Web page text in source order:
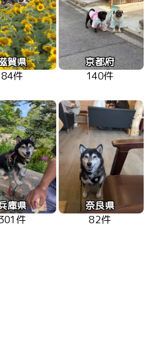
賀県
84件
京都府
140件
庫県
301件
奈良県
82件